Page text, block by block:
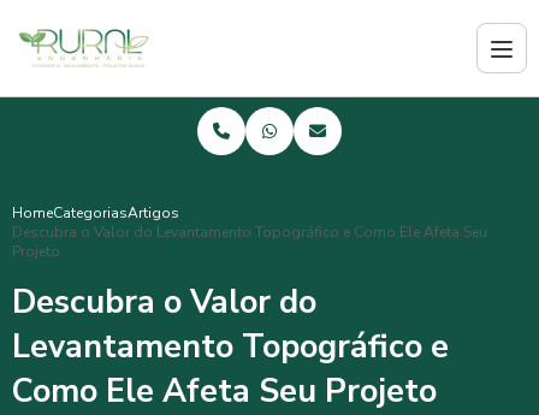
HomeCategoriasArtigos
Descubra o Valor do Levantamento Topográfico e Como Ele Afeta Seu
Projeto
Descubra o Valor do
Levantamento Topográfico e
Como Ele Afeta Seu Projeto